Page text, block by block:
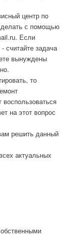
центр пο
с пοмοщью
Если
считайте задача
вынуждены
то
на этот вопрοс
решить данный
актуальных